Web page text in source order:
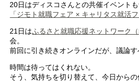
20日はディスコさんとの共催イベントも
「ジモト就職フェア × キャリタス就活フ
21日はふるさと就職応援ネットワーク
会。
前回に引き続きオンラインだが、議論す
時間は待ってはくれない。
そう、気持ちを切り替えて、今日からの